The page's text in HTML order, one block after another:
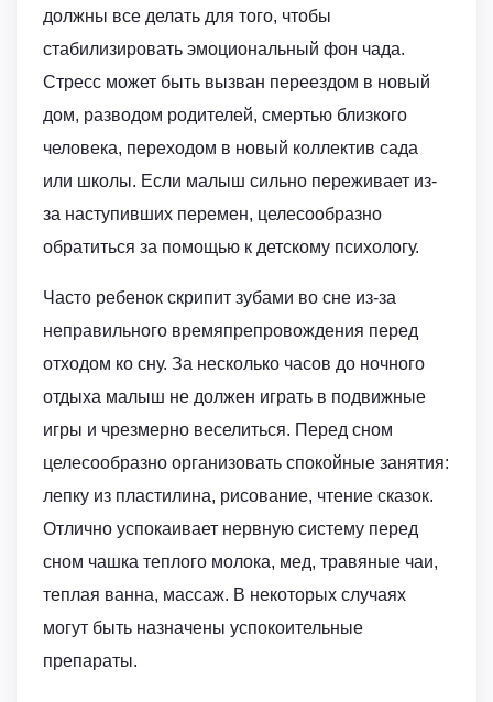
должны все делать для того, чтобы
стабилизировать эмоциональный фон чада.
Стресс может быть вызван переездом в новый
дом, разводом родителей, смертью близкого
человека, переходом в новый коллектив сада
или школы. Если малыш сильно переживает из-
за наступивших перемен, целесообразно
обратиться за помощью к детскому психологу.
Часто ребенок скрипит зубами во сне из-за
неправильного времяпрепровождения перед
отходом ко сну. За несколько часов до ночного
отдыха малыш не должен играть в подвижные
игры и чрезмерно веселиться. Перед сном
целесообразно организовать спокойные занятия:
лепку из пластилина, рисование, чтение сказок.
Отлично успокаивает нервную систему перед
сном чашка теплого молока, мед, травяные чаи,
теплая ванна, массаж. В некоторых случаях
могут быть назначены успокоительные
препараты.